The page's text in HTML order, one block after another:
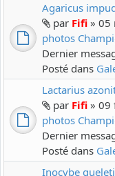
Agaricus
par Fifi » 05
photos
Dernier
Posté dans
Lactarius
par Fifi » 09
photos
Dernier
Posté dans
Inocybe